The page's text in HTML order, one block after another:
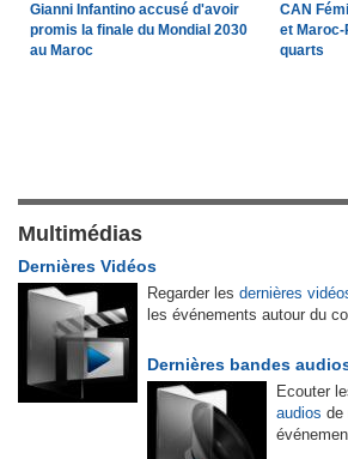
Gianni Infantino accusé d'avoir
promis la finale du Mondial 2030
au Maroc
CAN
et Maroc-
quarts
Multimédias
Dernières Vidéos
Regarder les dernières
les événements autour du
Dernières bandes
Ecouter
audios de